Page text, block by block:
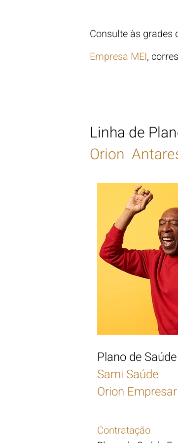
Consulte às grades
Empresa MEI,
Linha de
Orion
Plano de Saúde
Sami Saúde
Orion
Contratação